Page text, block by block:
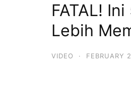
FATAL!
Lebih
VIDEO · FEBRUARY